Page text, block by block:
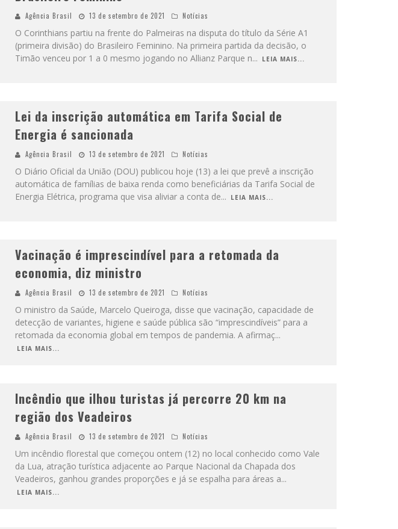
Agência Brasil 13 de setembro de 2021 Notícias
O Corinthians partiu na frente do Palmeiras na disputa do título da Série A1
(primeira divisão) do Brasileiro Feminino. Na primeira partida da decisão, o
Timão venceu por 1 a 0 mesmo jogando no Allianz Parque n... LEIA MAIS...
Lei da inscrição automática em Tarifa Social de
Energia é sancionada
Agência Brasil 13 de setembro de 2021 Notícias
O Diário Oficial da União (DOU) publicou hoje (13) a lei que prevê a inscrição
automática de famílias de baixa renda como beneficiárias da Tarifa Social de
Energia Elétrica, programa que visa aliviar a conta de... LEIA MAIS...
Vacinação é imprescindível para a retomada da
economia, diz ministro
Agência Brasil 13 de setembro de 2021 Notícias
O ministro da Saúde, Marcelo Queiroga, disse que vacinação, capacidade de
detecção de variantes, higiene e saúde pública são “imprescindíveis” para a
retomada da economia global em tempos de pandemia. A afirmaç...
LEIA MAIS...
Incêndio que ilhou turistas já percorre 20 km na
região dos Veadeiros
Agência Brasil 13 de setembro de 2021 Notícias
Um incêndio florestal que começou ontem (12) no local conhecido como Vale
da Lua, atração turística adjacente ao Parque Nacional da Chapada dos
Veadeiros, ganhou grandes proporções e já se espalha para áreas a...
LEIA MAIS...